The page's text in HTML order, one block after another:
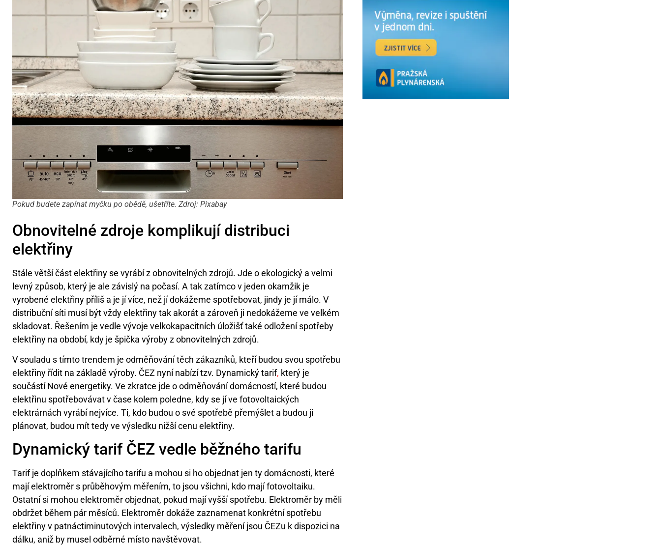
Pokud budete zapínat myčku po obědě, ušetříte. Zdroj: Pixabay
Obnovitelné zdroje komplikují distribuci
elektřiny
Stále větší část elektřiny se vyrábí z obnovitelných zdrojů. Jde o ekologický a velmi
levný způsob, který je ale závislý na počasí. A tak zatímco v jeden okamžik je
vyrobené elektřiny příliš a je jí více, než jí dokážeme spotřebovat, jindy je jí málo. V
distribuční síti musí být vždy elektřiny tak akorát a zároveň ji nedokážeme ve velkém
skladovat. Řešením je vedle vývoje velkokapacitních úložišť také odložení spotřeby
elektřiny na období, kdy je špička výroby z obnovitelných zdrojů.
V souladu s tímto trendem je odměňování těch zákazníků, kteří budou svou spotřebu
elektřiny řídit na základě výroby. ČEZ nyní nabízí tzv. Dynamický tarif, který je
součástí Nové energetiky. Ve zkratce jde o odměňování domácností, které budou
elektřinu spotřebovávat v čase kolem poledne, kdy se jí ve fotovoltaických
elektrárnách vyrábí nejvíce. Ti, kdo budou o své spotřebě přemýšlet a budou ji
plánovat, budou mít tedy ve výsledku nižší cenu elektřiny.
Dynamický tarif ČEZ vedle běžného tarifu
Tarif je doplňkem stávajícího tarifu a mohou si ho objednat jen ty domácnosti, které
mají elektroměr s průběhovým měřením, to jsou všichni, kdo mají fotovoltaiku.
Ostatní si mohou elektroměr objednat, pokud mají vyšší spotřebu. Elektroměr by měli
obdržet během pár měsíců. Elektroměr dokáže zaznamenat konkrétní spotřebu
elektřiny v patnáctiminutových intervalech, výsledky měření jsou ČEZu k dispozici na
dálku, aniž by musel odběrné místo navštěvovat.